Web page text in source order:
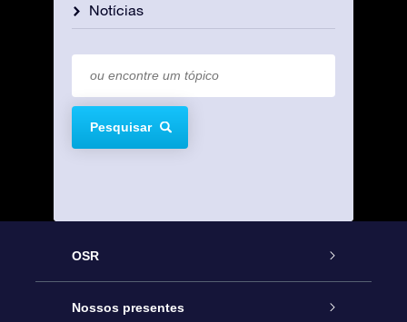
Notícias
Pesquisar
OSR
Serviço
Nossos presentes